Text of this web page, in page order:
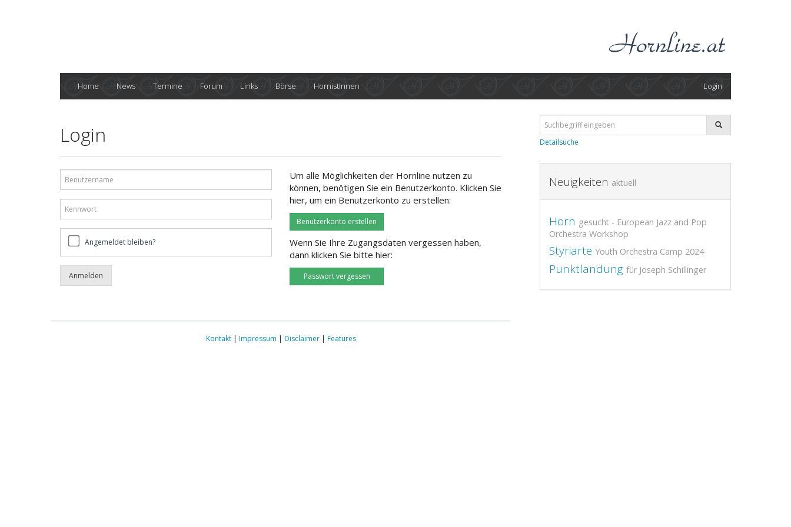
Home News Termine Forum Links Börse HornistInnen Login
Login
bleiben?Angemeldet bleiben?
Um alle Möglichkeiten der Hornline nutzen zu
können, benötigen Sie ein Benutzerkonto. Klicken Sie
hier, um ein Benutzerkonto zu erstellen:
Benutzerkonto erstellen
Wenn Sie Ihre Zugangsdaten vergessen haben,
dann klicken Sie bitte hier:
Passwort vergessen
Detailsuche
Neuigkeiten aktuell
Horn gesucht - European Jazz and Pop
Orchestra Workshop
Styriarte Youth Orchestra Camp 2024
Punktlandung für Joseph Schillinger
Kontakt| Impressum | Disclaimer| Features